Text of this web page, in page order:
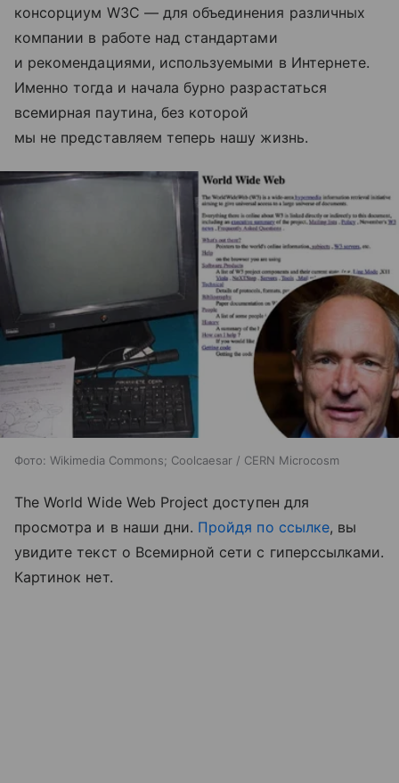
консорциум W3C — для объединения различных
компании в работе над стандартами
и рекомендациями, используемыми в Интернете.
Именно тогда и начала бурно разрастаться
всемирная паутина, без которой
мы не представляем теперь нашу жизнь.
Фото: Wikimedia Commons; Coolcaesar / CERN Microcosm
The World Wide Web Project доступен для
просмотра и в наши дни. Пройдя по ссылке, вы
увидите текст о Всемирной сети с гиперссылками.
Картинок нет.